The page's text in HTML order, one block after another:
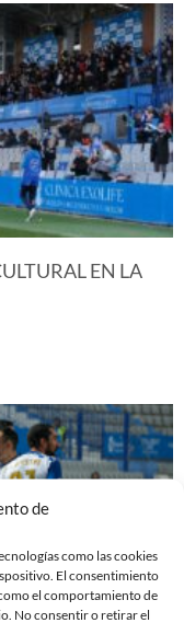
de
como las cookies
El consentimiento
el comportamiento de
No consentir o retirar el
EN LA